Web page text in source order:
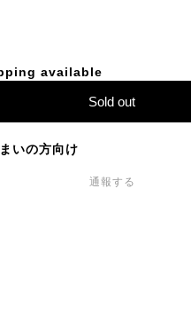
available
Sold out
いの方向け
通報する